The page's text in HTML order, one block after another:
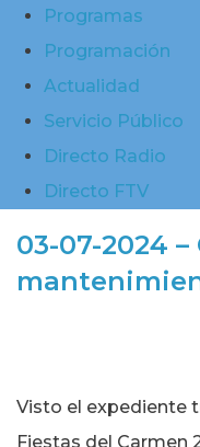
Programas
Programación
Actualidad
Servicio Público
Directo Radio
Directo FTV
03-07-2024
Visto el expediente
Fiestas del Carmen